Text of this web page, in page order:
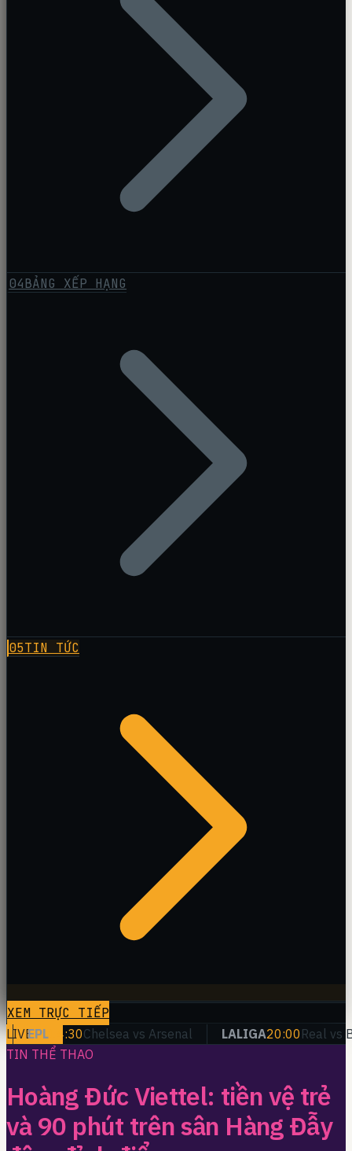
04BẢNG XẾP HẠNG
05TIN TỨC
XEM TRỰC TIẾP
LIVE
EPL14:30 Chelsea vs Arsenal LALIGA20:00Real vs
TIN THỂ THAO
Hoàng Đức Viettel: tiền vệ trẻ
và 90 phút trên sân Hàng Đẫy